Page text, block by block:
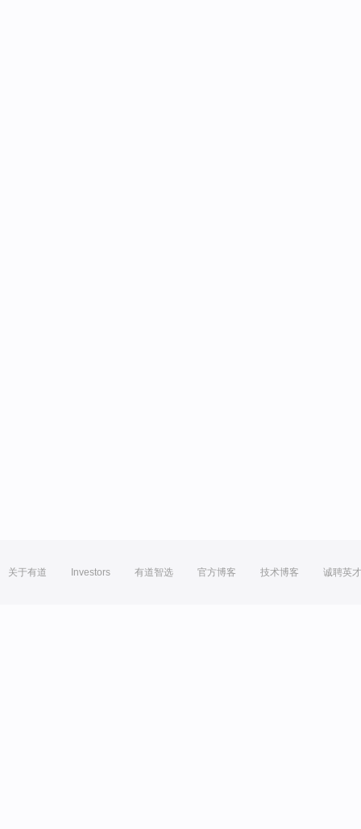
关于有道 Investors 有道智选 官方博客 技术博客 诚聘英才